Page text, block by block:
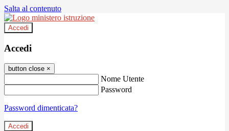
Salta al contenuto
Accedi
Accedi
button close ×
Nome Utente
Password
Password dimenticata?